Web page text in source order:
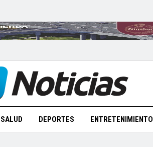
SALUD DEPORTES ENTRETENIMIENTO